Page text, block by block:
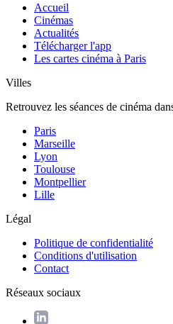
Accueil
Cinémas
Actualités
Télécharger l'app
Les cartes cinéma à Paris
Villes
Retrouvez les séances de cinéma
Paris
Marseille
Lyon
Toulouse
Montpellier
Lille
Légal
Politique de confidentialité
Conditions d'utilisation
Contact
Réseaux sociaux